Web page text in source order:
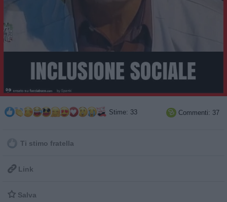
Stime: 33  Commenti: 37
Ti stimo fratella
 Link
 Salva